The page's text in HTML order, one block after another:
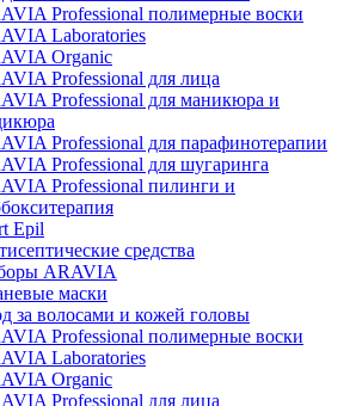
Professional полимерные воски
Laboratories
Organic
Professional для лица
Professional для маникюра и
Professional для парафинотерапии
Professional для шугаринга
Professional пилинги и
Epil
средства
ARAVIA
маски
за волосами и кожей головы
Professional полимерные воски
Laboratories
Organic
Professional для лица